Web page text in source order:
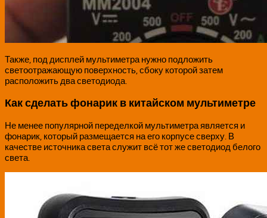
Также, под дисплей мультиметра нужно подложить
светоотражающую поверхность, сбоку которой затем
расположить два светодиода.
Как сделать фонарик в китайском мультиметре
Не менее популярной переделкой мультиметра является и
фонарик, который размещается на его корпусе сверху. В
качестве источника света служит всё тот же светодиод белого
света.